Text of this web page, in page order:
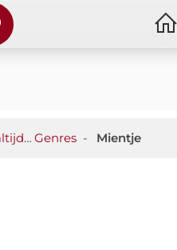
Boekenmolen - er is altijd iets wat je raakt! -
Genres- Mientje